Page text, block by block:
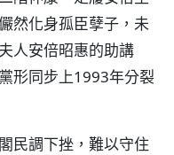
然化身孤臣孽子，未
人安倍昭惠的助講
形同步上1993年分裂
民調下挫，難以守住